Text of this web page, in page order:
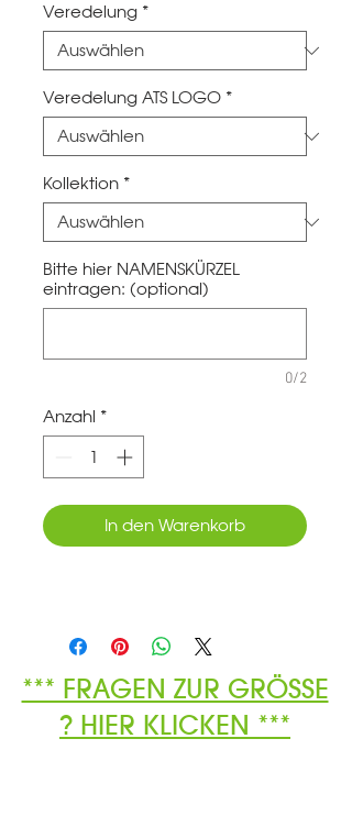
Veredelung *
Veredelung ATS LOGO *
Kollektion *
Bitte hier NAMENSKÜRZEL
eintragen: (optional)
0/2
Anzahl *
In den Warenkorb
*** FRAGEN ZUR GRÖSSE
? HIER KLICKEN ***